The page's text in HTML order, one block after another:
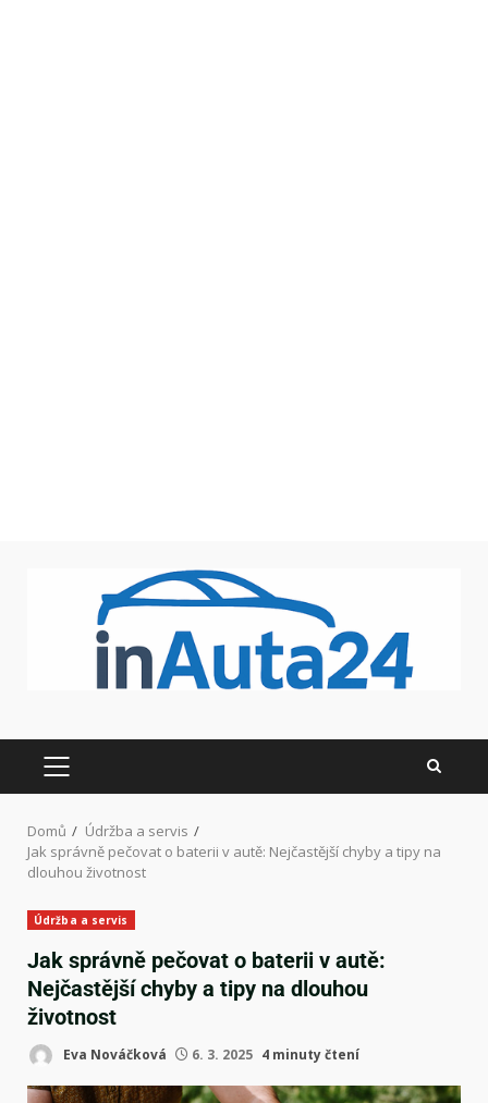
Domů
Údržba a servis
Jak správně pečovat o baterii v autě: Nejčastější chyby a tipy na
dlouhou životnost
Údržba a servis
Jak správně pečovat o baterii v autě:
Nejčastější chyby a tipy na dlouhou
životnost
Eva Nováčková 6. 3. 2025 4 minuty čtení